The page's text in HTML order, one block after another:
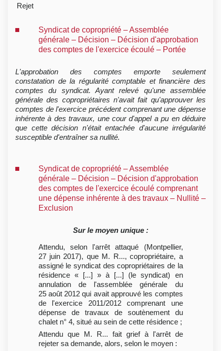
Rejet
Syndicat de copropriété – Assemblée
générale – Décision – Décision d'approbation
des comptes de l'exercice écoulé – Portée
L'approbation des comptes emporte seulement
constatation de la régularité comptable et financière des
comptes du syndicat. Ayant relevé qu'une assemblée
générale des copropriétaires n'avait fait qu'approuver les
comptes de l'exercice précédent comprenant une dépense
inhérente à des travaux, une cour d'appel a pu en déduire
que cette décision n'était entachée d'aucune irrégularité
susceptible d'entraîner sa nullité.
Syndicat de copropriété – Assemblée
générale – Décision – Décision d'approbation
des comptes de l'exercice écoulé comprenant
une dépense inhérente à des travaux – Nullité –
Exclusion
Sur le moyen unique :
Attendu, selon l'arrêt attaqué (Montpellier,
27 juin 2017), que M. R..., copropriétaire, a
assigné le syndicat des copropriétaires de la
résidence « [...] » à [...] (le syndicat) en
annulation de l'assemblée générale du
25 août 2012 qui avait approuvé les comptes
de l'exercice 2011/2012 comprenant une
dépense de travaux de soutènement du
chalet n° 4, situé au sein de cette résidence ;
Attendu que M. R... fait grief à l'arrêt de
rejeter sa demande, alors, selon le moyen :